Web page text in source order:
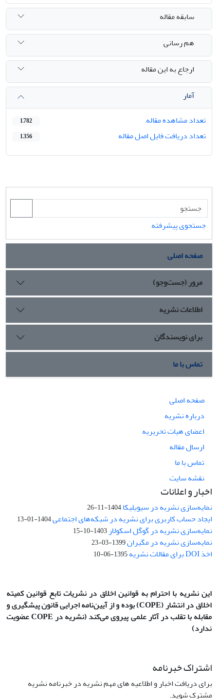
سابقه مقاله
هم رسانی
ارجاع به این مقاله
آمار
تعداد مشاهده مقاله
1,782
تعداد دریافت فایل اصل مقاله 1,356
جستجوی پیشرفته
صفحه اصلی
مرور (جست‌وجو)
اطلاعات نشریه
برای نویسندگان
تماس با ما
صفحه اصلی
درباره نشریه
اعضای هیات تحریریه
ارسال مقاله
تماس با ما
نقشه سایت
اخبار و اعلانات
نمایه‌سازی نشریه در سیویلیکا1404-11-26
ایجاد حساب کاربری برای نشریه در شبکه‌های اجتماعی1404-01-13
نمایه‌سازی نشریه در گوگل اسکولار 1403-10-15
نمایه‌سازی نشریه در مگیران1399-03-23
اخذ DOI برای مقالات نشریه 1395-06-10
این نشریه با احترام به قوانین اخلاق در نشریات تابع قوانین کمیته
اخلاق در انتشار(COPE)بوده و از آیین‌نامه اجرایی قانون پیشگیری و
مقابله با تقلب در آثار علمی پیروی می‌کند (نشریه در COPE عضویت
ندارد)
اشتراک خبرنامه
برای دریافت اخبار و اطلاعیه های مهم نشریه در خبرنامه نشریه
مشترک شوید.